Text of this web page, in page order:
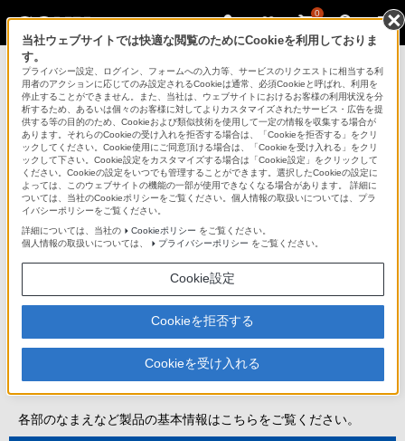
0
使いかたマニュアル > その他
ブルーレイディスク/DVDレコーダー
サポート・お問い合わせ
その他
対象製品
BDZ-ET2100 / ET1100 / EW1100 / EW510 / E510
各部のなまえなど製品の基本情報はこちらをご覧ください。
当社ウェブサイトでは快適な閲覧のためにCookieを利用しておりま
す。
プライバシー設定、ログイン、フォームへの入力等、サービスのリクエストに相当する利
用者のアクションに応じてのみ設定されるCookieは通常、必須Cookieと呼ばれ、利用を
停止することができません。また、当社は、ウェブサイトにおけるお客様の利用状況を分
析するため、あるいは個々のお客様に対してよりカスタマイズされたサービス・広告を提
供する等の目的のため、Cookieおよび類似技術を使用して一定の情報を収集する場合が
あります。それらのCookieの受け入れを拒否する場合は、「Cookieを拒否する」をクリ
ックしてください。Cookie使用にご同意頂ける場合は、「Cookieを受け入れる」をクリ
ックして下さい。Cookie設定をカスタマイズする場合は「Cookie設定」をクリックして
ください。Cookieの設定をいつでも管理することができます。選択したCookieの設定に
よっては、このウェブサイトの機能の一部が使用できなくなる場合があります。 詳細に
ついては、当社のCookieポリシーをご覧ください。個人情報の取扱いについては、プラ
イバシーポリシーをご覧ください。
詳細については、当社の
Cookieポリシー をご覧ください。
個人情報の取扱いについては、
プライバシーポリシー をご覧ください。
Cookie設定
Cookieを拒否する
Cookieを受け入れる